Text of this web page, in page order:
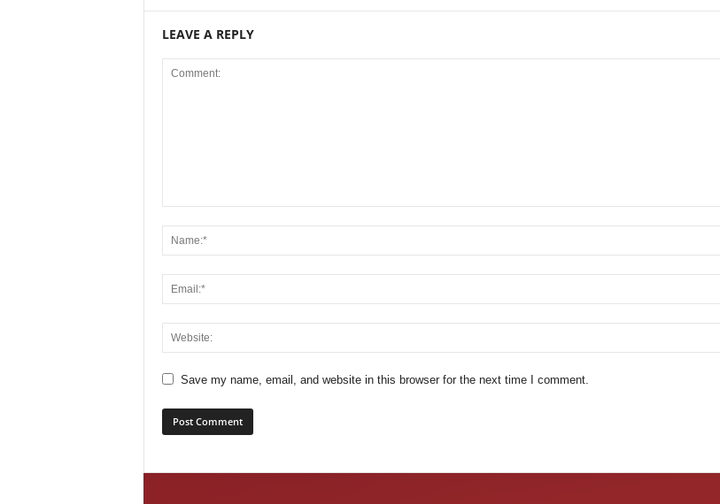
LEAVE A REPLY
Save my name, email, and website in this browser for the next time I comment.